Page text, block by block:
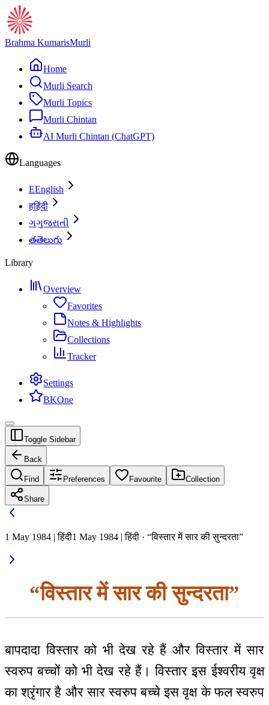
Brahma KumarisMurli
Home
Murli Search
Murli Topics
Murli Chintan
AI Murli Chintan (ChatGPT)
Languages
EEnglish
हहिंदी
ગગુજરાતી
తతెలుగు
Library
Overview
Favorites
Notes & Highlights
Collections
Tracker
Settings
BKOne
Toggle Sidebar
Back
Find Preferences Favourite Collection
Share
1 May 1984 | हिंदी1 May 1984 | हिंदी · “विस्तार में सार की सुन्दरता”
“विस्तार में सार की सुन्दरता”
बापदादा विस्तार को भी देख रहे हैं और विस्तार में सार
स्वरुप बच्चों को भी देख रहे हैं। विस्तार इस ईश्वरीय वृक्ष
का श्रृंगार है और सार स्वरुप बच्चे इस वृक्ष के फल स्वरुप